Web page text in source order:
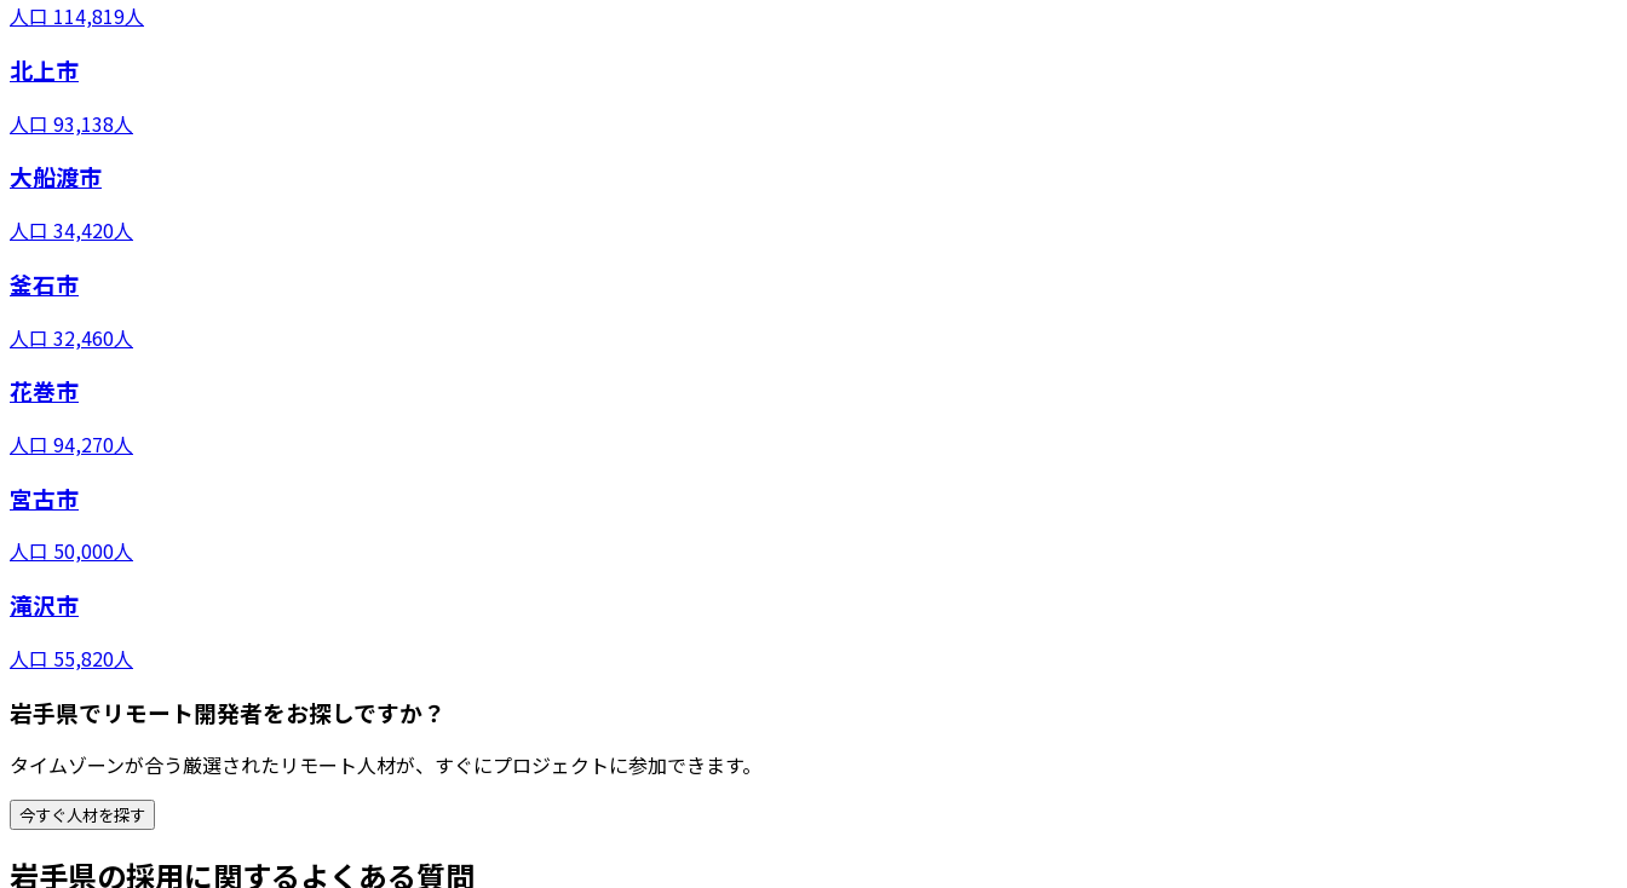
人口 114,819人
北上市
人口 93,138人
大船渡市
人口 34,420人
釜石市
人口 32,460人
花巻市
人口 94,270人
宮古市
人口 50,000人
滝沢市
人口 55,820人
岩手県でリモート開発者をお探しですか？
タイムゾーンが合う厳選されたリモート人材が、すぐにプロジェクトに参加できます。
今すぐ人材を探す
岩手県の採用に関するよくある質問